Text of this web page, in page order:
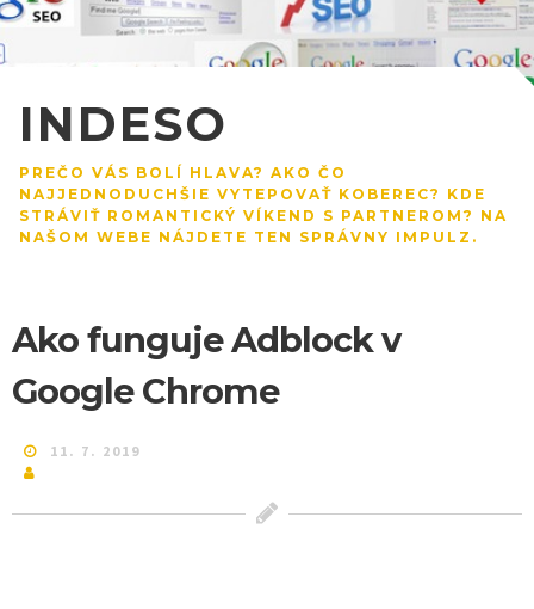
INDESO
PREČO VÁS BOLÍ HLAVA? AKO ČO
NAJJEDNODUCHŠIE VYTEPOVAŤ KOBEREC? KDE
STRÁVIŤ ROMANTICKÝ VÍKEND S PARTNEROM? NA
NAŠOM WEBE NÁJDETE TEN SPRÁVNY IMPULZ.
Ako funguje Adblock v
Google Chrome
11. 7. 2019